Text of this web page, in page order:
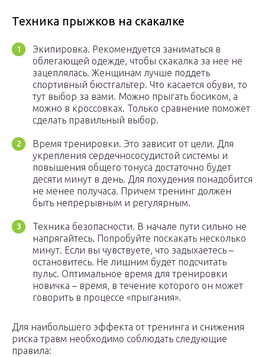
Техника прыжков на скакалке
Экипировка. Рекомендуется заниматься в
облегающей одежде, чтобы скакалка за нее не
зацеплялась. Женщинам лучше поддеть
спортивный бюстгальтер. Что касается обуви, то
тут выбор за вами. Можно прыгать босиком, а
можно в кроссовках. Только сравнение поможет
сделать правильный выбор.
Время тренировки. Это зависит от цели. Для
укрепления сердечнососудистой системы и
повышения общего тонуса достаточно будет
десяти минут в день. Для похудения понадобится
не менее получаса. Причем тренинг должен
быть непрерывным и регулярным.
Техника безопасности. В начале пути сильно не
напрягайтесь. Попробуйте поскакать несколько
минут. Если вы чувствуете, что задыхаетесь –
остановитесь. Не лишним будет подсчитать
пульс. Оптимальное время для тренировки
новичка – время, в течение которого он может
говорить в процессе «прыгания».
Для наибольшего эффекта от тренинга и снижения
риска травм необходимо соблюдать следующие
правила: